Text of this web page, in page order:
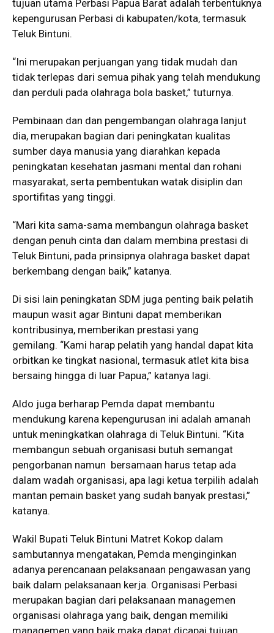
tujuan utama Perbasi Papua Barat adalah terbentuknya
kepengurusan Perbasi di kabupaten/kota, termasuk
Teluk Bintuni.
“Ini merupakan perjuangan yang tidak mudah dan
tidak terlepas dari semua pihak yang telah mendukung
dan perduli pada olahraga bola basket,” tuturnya.
Pembinaan dan dan pengembangan olahraga lanjut
dia, merupakan bagian dari peningkatan kualitas
sumber daya manusia yang diarahkan kepada
peningkatan kesehatan jasmani mental dan rohani
masyarakat, serta pembentukan watak disiplin dan
sportifitas yang tinggi.
“Mari kita sama-sama membangun olahraga basket
dengan penuh cinta dan dalam membina prestasi di
Teluk Bintuni, pada prinsipnya olahraga basket dapat
berkembang dengan baik,” katanya.
Di sisi lain peningkatan SDM juga penting baik pelatih
maupun wasit agar Bintuni dapat memberikan
kontribusinya, memberikan prestasi yang
gemilang. “Kami harap pelatih yang handal dapat kita
orbitkan ke tingkat nasional, termasuk atlet kita bisa
bersaing hingga di luar Papua,” katanya lagi.
Aldo juga berharap Pemda dapat membantu
mendukung karena kepengurusan ini adalah amanah
untuk meningkatkan olahraga di Teluk Bintuni. “Kita
membangun sebuah organisasi butuh semangat
pengorbanan namun bersamaan harus tetap ada
dalam wadah organisasi, apa lagi ketua terpilih adalah
mantan pemain basket yang sudah banyak prestasi,”
katanya.
Wakil Bupati Teluk Bintuni Matret Kokop dalam
sambutannya mengatakan, Pemda menginginkan
adanya perencanaan pelaksanaan pengawasan yang
baik dalam pelaksanaan kerja. Organisasi Perbasi
merupakan bagian dari pelaksanaan managemen
organisasi olahraga yang baik, dengan memiliki
managemen yang baik maka dapat dicapai tujuan